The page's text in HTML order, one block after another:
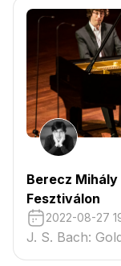
Bartók:
Berecz
Fesztiválon
2022-08-27
J. S. Bach: